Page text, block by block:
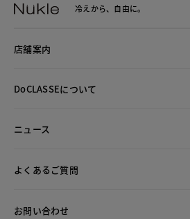
冷えから、 自由に。
店舗案内
DoCLASSEについて
ニュース
よくあるご質問
お問い合わせ